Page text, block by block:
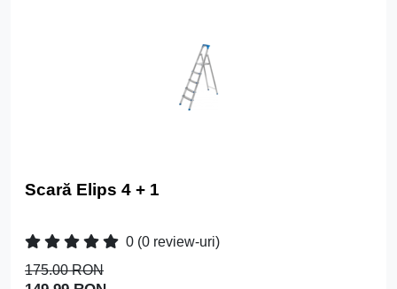
Scară Elips 4 + 1
0 (0 review-uri)
175.00 RON